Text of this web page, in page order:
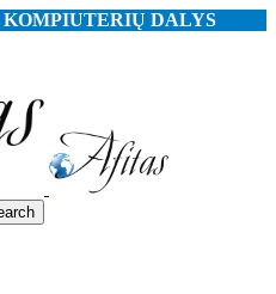
DALYS